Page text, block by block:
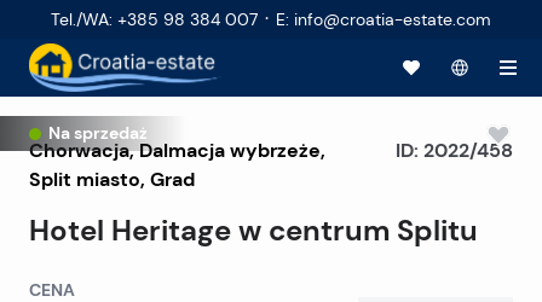
Tel./WA: +385 98 384 007 · E: info@croatia-estate.com
Na sprzedaż
Ekskluzywny
Chorwacja,Dalmacja wybrzeże,
Split miasto, Grad
Hotel Heritage w centrum Splitu
ID: 2022/458
CENA